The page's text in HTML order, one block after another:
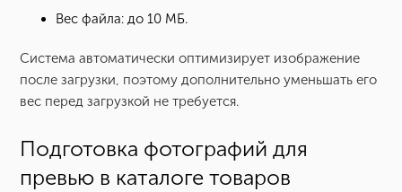
Вес файла: до 10 МБ.
Система автоматически оптимизирует изображение
после загрузки, поэтому дополнительно уменьшать его
вес перед загрузкой не требуется.
Подготовка фотографий для
превью в каталоге товаров